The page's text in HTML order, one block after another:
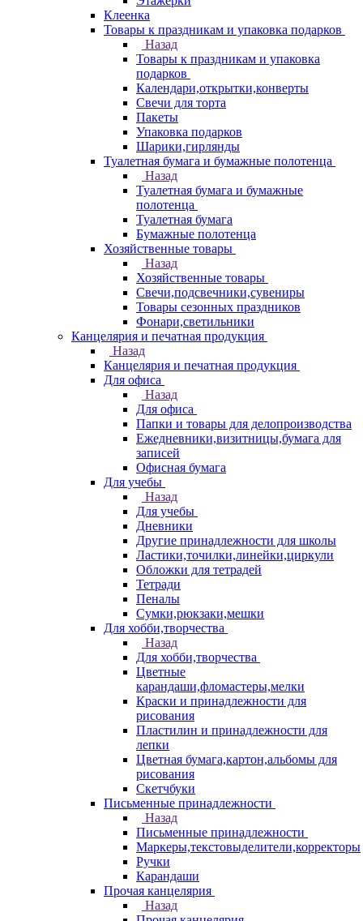
Клеенка
Товары к праздникам и упаковка подарков
Назад
Товары к праздникам и упаковка
подарков
Календари,открытки,конверты
Свечи для торта
Пакеты
Упаковка подарков
Шарики,гирлянды
Туалетная бумага и бумажные полотенца
Назад
Туалетная бумага и бумажные
полотенца
Туалетная бумага
Бумажные полотенца
Хозяйственные товары
Назад
Хозяйственные товары
Свечи,подсвечники,сувениры
Товары сезонных праздников
Фонари,светильники
Канцелярия и печатная продукция
Назад
Канцелярия и печатная продукция
Для офиса
Назад
Для офиса
Папки и товары для делопроизводства
Ежедневники,визитницы,бумага для
записей
Офисная бумага
Для учебы
Назад
Для учебы
Дневники
Другие принадлежности для школы
Ластики,точилки,линейки,циркули
Обложки для тетрадей
Тетради
Пеналы
Сумки,рюкзаки,мешки
Для хобби,творчества
Назад
Для хобби,творчества
Цветные
карандаши,фломастеры,мелки
Краски и принадлежности для
рисования
Пластилин и принадлежности для
лепки
Цветная бумага,картон,альбомы для
рисования
Скетчбуки
Письменные принадлежности
Назад
Письменные принадлежности
Маркеры,текстовыделители,корректоры
Ручки
Карандаши
Прочая канцелярия
Назад